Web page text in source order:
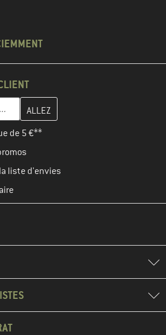
ici et créez votre compte client à la
de 5 €**
liste d'envies